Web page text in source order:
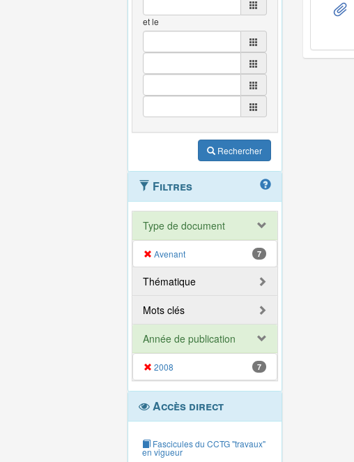
et le
Rechercher
Filtres
Type de document
Avenant 7
Thématique
Mots clés
Année de publication
2008 7
Accès direct
Fascicules du CCTG "travaux"
en vigueur